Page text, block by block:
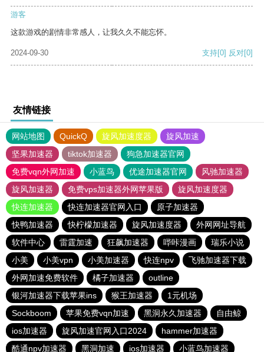
游客
这款游戏的剧情非常感人，让我久久不能忘怀。
2024-09-30 支持[0] 反对[0]
友情链接
网站地图 QuickQ 旋风加速度器
旋风加速
坚果加速器
tiktok加速器
狗急加速器官网
免费vqn外网加速
小蓝鸟 优途加速器官网
风驰加速器
旋风加速器
免费vps加速器外网苹果版
旋风加速度器
快连加速器
快连加速器官网入口
原子加速器
快鸭加速器
快柠檬加速器 旋风加速度器
外网网址导航
软件中心
雷霆加速 狂飙加速器 哔咔漫画
瑞乐小说
小美
小美vpn 小美加速器 快连npv
飞驰加速器下载
外网加速免费软件
橘子加速器
outline
银河加速器下载苹果ins
猴王加速器
1元机场
Sockboom
苹果免费vqn加速 黑洞永久加速器
自由鲸
ios加速器
旋风加速官网入口2024
hammer加速器
酷通npv加速器
黑洞加速 ios加速器 小蓝鸟加速器